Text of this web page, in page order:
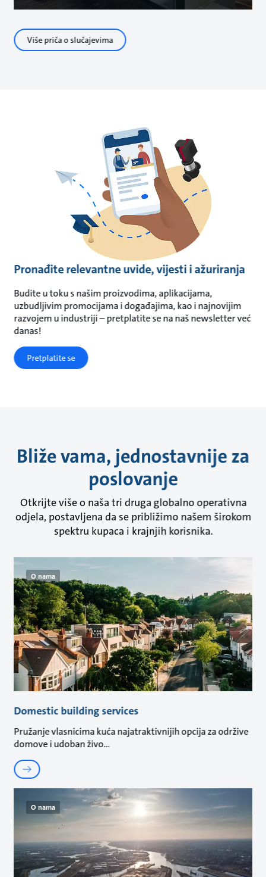
Više priča o slučajevima
Pronađite relevantne uvide, vijesti i ažuriranja
Budite u toku s našim proizvodima, aplikacijama,
uzbudljivim promocijama i događajima, kao i najnovijim
razvojem u industriji – pretplatite se na naš newsletter već
danas!
Pretplatite se
Bliže vama, jednostavnije za
poslovanje
Otkrijte više o naša tri druga globalno operativna
odjela, postavljena da se približimo našem širokom
spektru kupaca i krajnjih korisnika.
O nama
Domestic building services
Pružanje vlasnicima kuća najatraktivnijih opcija za održive
domove i udoban živo
O nama